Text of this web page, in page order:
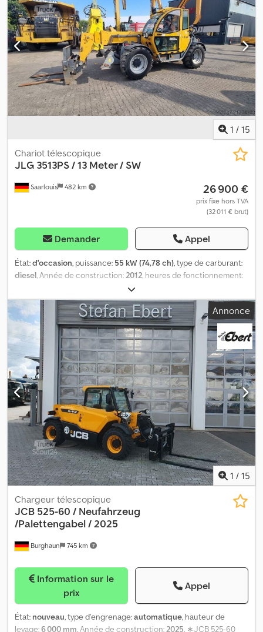
1 / 15
Saarlouis 482 km
Chariot télescopique
JLG 3513PS / 13 Meter / SW
26 900 €
prix fixe hors TVA
(32 011 € brut)
Demander Appel
État:d'occasion, puissance: 55 kW (74,78 ch), type de carburant:
diesel , Année de construction: 2012 , heures de fonctionnement:
, Poids à vide: 11.050 kg Dkedpfxsy An U Uj Aftsr
Annonce
1 / 15
Burghaun 745 km
Chargeur télescopique
JCB 525-60 / Neufahrzeug
/Palettengabel / 2025
prix
Appel
État: nouveau, type d'engrenage:automatique, hauteur de
levage:6 000 mm, Année de construction:2025, ∗JCB 525-60